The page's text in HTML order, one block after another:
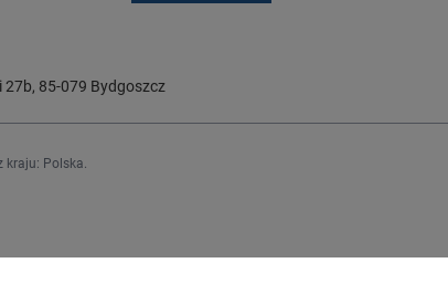
27b, 85-079 Bydgoszcz
kraju: Polska